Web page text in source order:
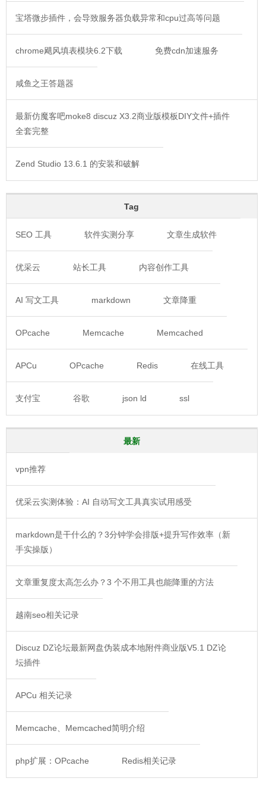
宝塔微步插件，会导致服务器负载异常和cpu过高等问题
chrome飓风填表模块6.2下载 免费cdn加速服务
咸鱼之王答题器
最新仿魔客吧moke8 discuz X3.2商业版模板DIY文件+插件
全套完整
Zend Studio 13.6.1 的安装和破解
Tag
SEO 工具 软件实测分享 文章生成软件
优采云 站长工具 内容创作工具
AI 写文工具 markdown 文章降重
OPcache Memcache Memcached
APCu OPcache Redis 在线工具
支付宝 谷歌 json ld ssl
最新
vpn推荐
优采云实测体验：AI 自动写文工具真实试用感受
markdown是干什么的？3分钟学会排版+提升写作效率（新
手实操版）
文章重复度太高怎么办？3 个不用工具也能降重的方法
越南seo相关记录
Discuz DZ论坛最新网盘伪装成本地附件商业版V5.1 DZ论
坛插件
APCu 相关记录
Memcache、Memcached简明介绍
php扩展：OPcache Redis相关记录